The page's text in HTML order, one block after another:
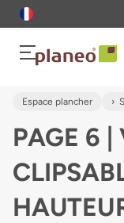
Espace plancher
PAGE 6 |